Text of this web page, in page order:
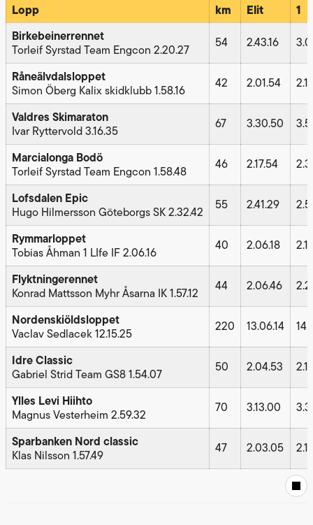
Lopp km Elit
1
Birkebeinerrennet
Torleif Syrstad Team Engcon 2.20.27 54 2.43.16
Råneälvdalsloppet
Simon Öberg Kalix skidklubb 1.58.16 42 2.01.54
Valdres Skimaraton
Ivar Ryttervold 3.16.35 67 3.30.50
Marcialonga Bodö
Torleif Syrstad Team Engcon 1.58.48 46 2.17.54
Lofsdalen Epic
Hugo Hilmersson Göteborgs SK 2.32.42 55 2.41.29
Rymmarloppet
Tobias Åhman 1 LIfe IF 2.06.16 40 2.06.18
Flyktningerennet
Konrad Mattsson Myhr Åsarna IK 1.57.12 44 2.06.46
Nordenskiöldsloppet
Vaclav Sedlacek 12.15.25 220 13.06.14
Idre Classic
Gabriel Strid Team GS8 1.54.07 50 2.04.53
Ylles Levi Hiihto
Magnus Vesterheim 2.59.32 70 3.13.00
Sparbanken Nord classic
Klas Nilsson 1.57.49 47 2.03.05